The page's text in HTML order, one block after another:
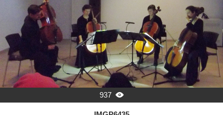
937 